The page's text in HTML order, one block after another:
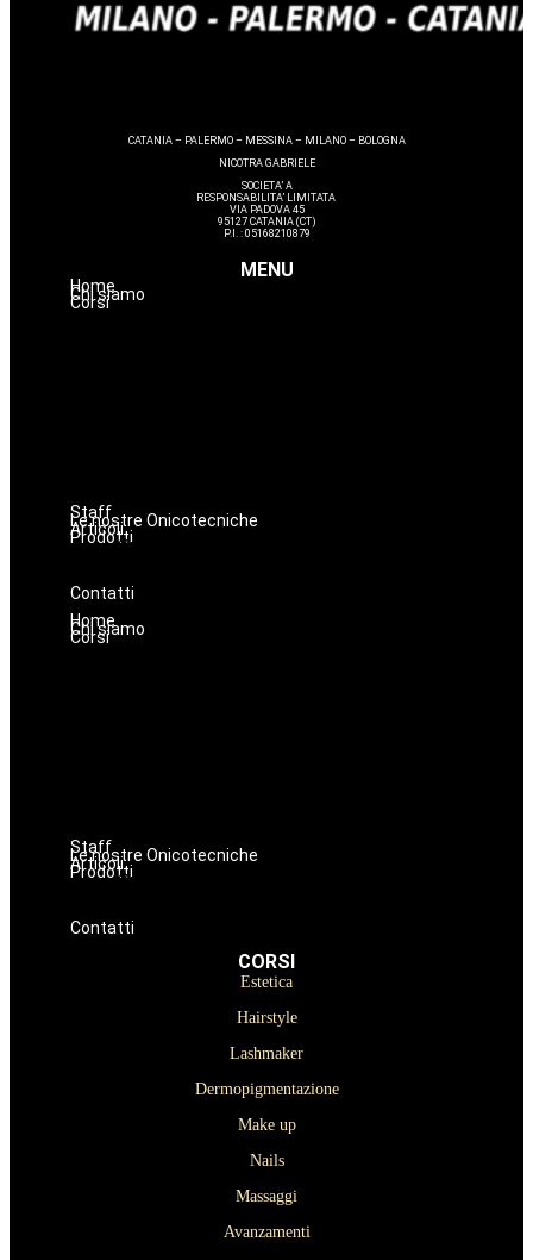
CATANIA – PALERMO – MESSINA – MILANO – BOLOGNA
NICOTRA GABRIELE
SOCIETA’ A
RESPONSABILITA’ LIMITATA
VIA PADOVA 45
95127 CATANIA (CT)
P.I. : 05168210879
MENU
Home
Chi siamo
Corsi
Staff
Le nostre Onicotecniche
Articoli
ProdottiOniconails
Prodotti per ricostruzione unghie
Contatti
Home
Chi siamo
Corsi
Staff
Le nostre Onicotecniche
Articoli
ProdottiOniconails
Prodotti per ricostruzione unghie
Contatti
CORSI
Estetica
Hairstyle
Lashmaker
Dermopigmentazione
Make up
Nails
Massaggi
Avanzamenti